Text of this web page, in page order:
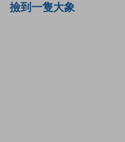
撿到一隻大象